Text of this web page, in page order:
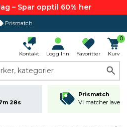
– Spar opptil 60% her
Prismatch
Kontakt Logg Inn Favoritter
0
Kurv
kategorier
27s
Prismatch
Vi matcher